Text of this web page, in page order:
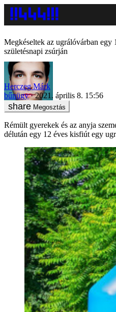
Megkéseltek az ugrálóvárban egy
születésnapi zsúrján
Herczeg Márk
bűnügy
2021. április 8. 15:56
Megosztás
Rémült gyerekek és az anyja
délután egy 12 éves kisfiút egy